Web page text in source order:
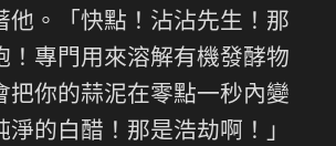
他。「快點！沾沾先生！那
！專門用來溶解有機發酵物
把你的蒜泥在零點一秒內變
淨的白醋！那是浩劫啊！」